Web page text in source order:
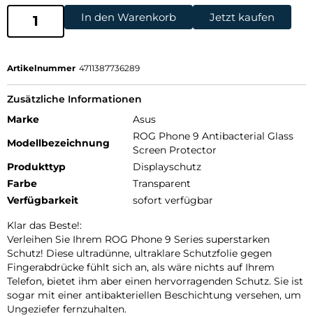
In den Warenkorb Jetzt kaufen
Artikelnummer 4711387736289
Zusätzliche Informationen
Marke
Asus
Modellbezeichnung
ROG Phone 9 Antibacterial Glass
Screen Protector
Produkttyp
Displayschutz
Farbe
Transparent
Verfügbarkeit
sofort verfügbar
Klar das Beste!:
Verleihen Sie Ihrem ROG Phone 9 Series superstarken
Schutz! Diese ultradünne, ultraklare Schutzfolie gegen
Fingerabdrücke fühlt sich an, als wäre nichts auf Ihrem
Telefon, bietet ihm aber einen hervorragenden Schutz. Sie ist
sogar mit einer antibakteriellen Beschichtung versehen, um
Ungeziefer fernzuhalten.